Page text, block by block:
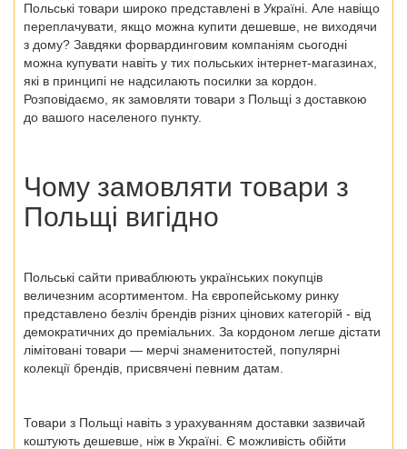
Польські товари широко представлені в Україні. Але навіщо
переплачувати, якщо можна купити дешевше, не виходячи
з дому? Завдяки форвардинговим компаніям сьогодні
можна купувати навіть у тих польських інтернет-магазинах
які в принципі не надсилають посилки за кордон.
Розповідаємо, як замовляти товари з Польщі з доставкою
до вашого населеного пункту.
Чому замовляти товари з
Польщі вигідно
Польські сайти приваблюють українських покупців
величезним асортиментом. На європейському ринку
представлено безліч брендів різних цінових категорій - від
демократичних до преміальних. За кордоном легше дістати
лімітовані товари — мерчі знаменитостей, популярні
колекції брендів, присвячені певним датам.
Товари з Польщі навіть з урахуванням доставки зазвичай
коштують дешевше, ніж в Україні. Є можливість обійти